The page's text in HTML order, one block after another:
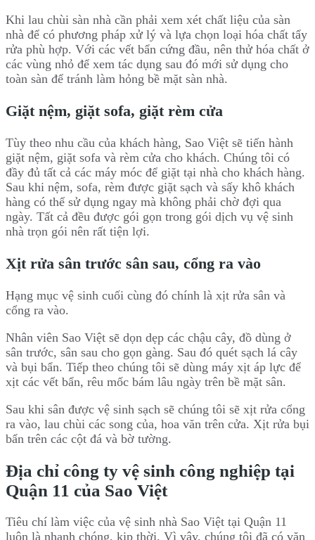
Khi lau chùi sàn nhà cần phải xem xét chất liệu của sàn
nhà để có phương pháp xử lý và lựa chọn loại hóa chất tẩy
rửa phù hợp. Với các vết bẩn cứng đầu, nên thử hóa chất ở
các vùng nhỏ để xem tác dụng sau đó mới sử dụng cho
toàn sàn để tránh làm hỏng bề mặt sàn nhà.
Giặt nệm, giặt sofa, giặt rèm cửa
Tùy theo nhu cầu của khách hàng, Sao Việt sẽ tiến hành
giặt nệm, giặt sofa và rèm cửa cho khách. Chúng tôi có
đầy đủ tất cả các máy móc để giặt tại nhà cho khách hàng.
Sau khi nệm, sofa, rèm được giặt sạch và sấy khô khách
hàng có thể sử dụng ngay mà không phải chờ đợi qua
ngày. Tất cả đều được gói gọn trong gói dịch vụ vệ sinh
nhà trọn gói nên rất tiện lợi.
Xịt rửa sân trước sân sau, cổng ra vào
Hạng mục vệ sinh cuối cùng đó chính là xịt rửa sân và
cổng ra vào.
Nhân viên Sao Việt sẽ dọn dẹp các chậu cây, đồ dùng ở
sân trước, sân sau cho gọn gàng. Sau đó quét sạch lá cây
và bụi bẩn. Tiếp theo chúng tôi sẽ dùng máy xịt áp lực để
xịt các vết bẩn, rêu mốc bám lâu ngày trên bề mặt sân.
Sau khi sân được vệ sinh sạch sẽ chúng tôi sẽ xịt rửa cổng
ra vào, lau chùi các song của, hoa văn trên cửa. Xịt rửa bụi
bẩn trên các cột đá và bờ tường.
Địa chỉ công ty vệ sinh công nghiệp tại
Quận 11 của Sao Việt
Tiêu chí làm việc của vệ sinh nhà Sao Việt tại Quận 11
luôn là nhanh chóng, kịp thời. Vì vậy, chúng tôi đã có văn